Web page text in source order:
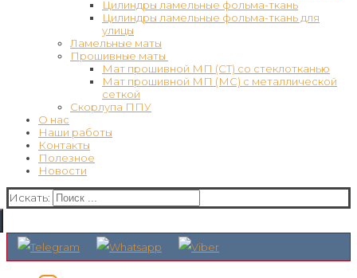
Цилиндры ламельные фольма-ткань
Цилиндры ламельные фольма-ткань для
улицы
Ламельные маты
Прошивные маты
Мат прошивной МП (СТ) со стеклотканью
Мат прошивной МП (МС) с металлической
сеткой
Скорлупа ППУ
О нас
Наши работы
Контакты
Полезное
Новости
Искать: